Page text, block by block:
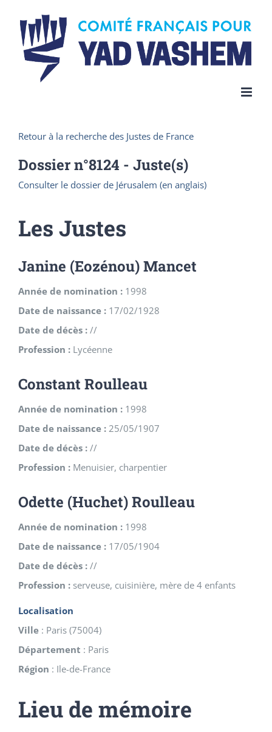
content
Retour à la recherche des Justes de France
Dossier n°8124 - Juste(s)
Consulter le dossier de Jérusalem (en anglais)
Les Justes
Janine (Eozénou) Mancet
Année de nomination : 1998
Date de naissance : 17/02/1928
Date de décès : //
Profession : Lycéenne
Constant Roulleau
Année de nomination : 1998
Date de naissance : 25/05/1907
Date de décès : //
Profession : Menuisier, charpentier
Odette (Huchet) Roulleau
Année de nomination : 1998
Date de naissance : 17/05/1904
Date de décès : //
Profession : serveuse, cuisinière, mère de 4 enfants
Localisation
Ville : Paris (75004)
Département : Paris
Région : Ile-de-France
Lieu de mémoire